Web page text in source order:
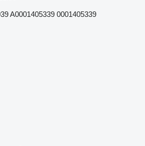
A0001405339 0001405339